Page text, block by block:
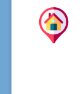
sao